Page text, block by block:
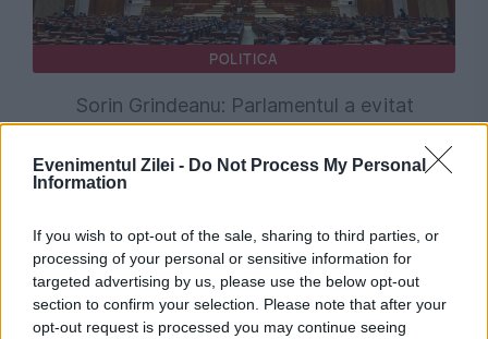
Evenimentul Zilei - Do Not Process My Personal
Information
If you wish to opt-out of the sale, sharing to third parties, or
processing of your personal or sensitive information for
targeted advertising by us, please use the below opt-out
section to confirm your selection. Please note that after your
opt-out request is processed you may continue seeing
POLITICA
Sorin Grindeanu: Parlamentul a evitat
pierderea a 5,8 miliarde de euro din PNRR și a
deblocat 16,7 miliarde din SAFE